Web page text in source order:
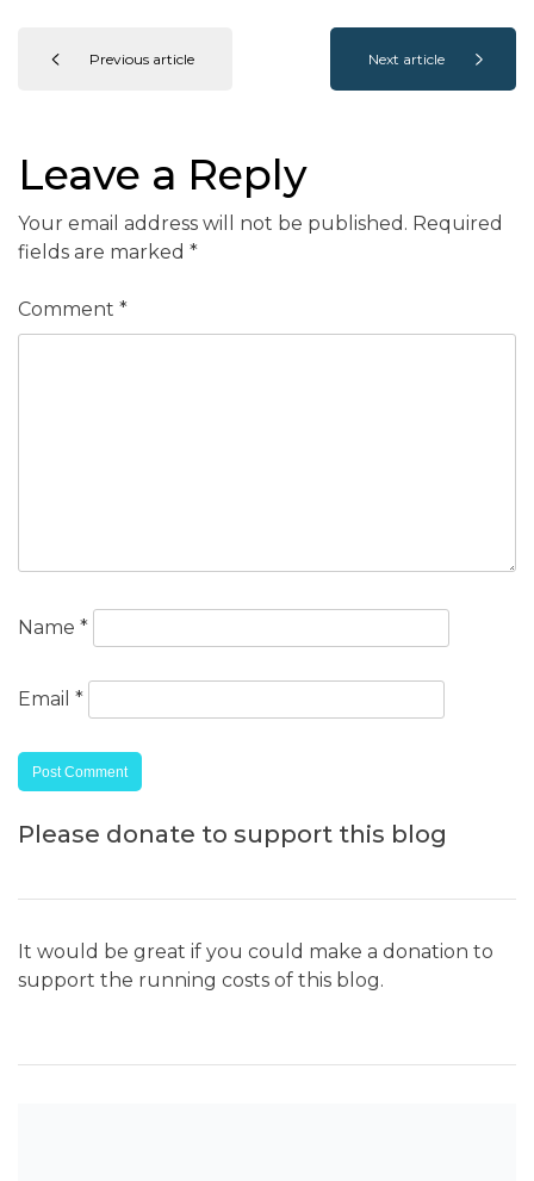
Previous article Next article
Leave a Reply
Your email address will not be published. Required
fields are marked *
Comment *
Name *
Email *
Please donate to support this blog
It would be great if you could make a donation to
support the running costs of this blog.